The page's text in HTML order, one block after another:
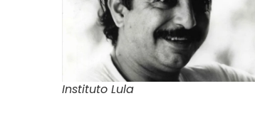
Instituto Lula